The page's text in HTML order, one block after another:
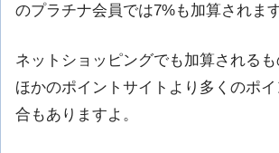
のプラチナ会員では7%も加算されます
ネットショッピングでも加算されるも
ほかのポイントサイトより多くのポ
合もありますよ。